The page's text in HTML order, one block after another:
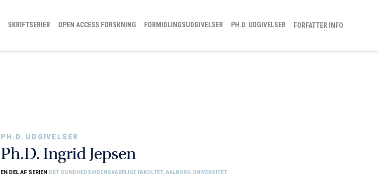
SKRIFTSERIER OPEN ACCESS FORSKNING FORMIDLINGSUDGIVELSER PH.D. UDGIVELSER FORFATTER INFO
PH.D. UDGIVELSER
Ph.D. Ingrid Jepsen
EN DEL AF SERIEN DET SUNDHEDSVIDENSKABELIGE FAKULTET, AALBORG UNIVERSITET